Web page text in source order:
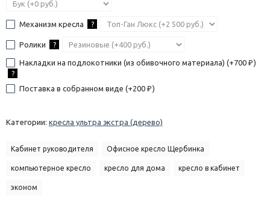
Механизм кресла ?
Ролики ?
Накладки на подлокотники (из обивочного материала) (+700 ₽ )
?
Поставка в собранном виде (+200 ₽ )
Категории: кресла ультра экстра (дерево)
Кабинет руководителя Офисное кресло Щербинка
компьютерное кресло кресло для дома кресло в кабинет
эконом